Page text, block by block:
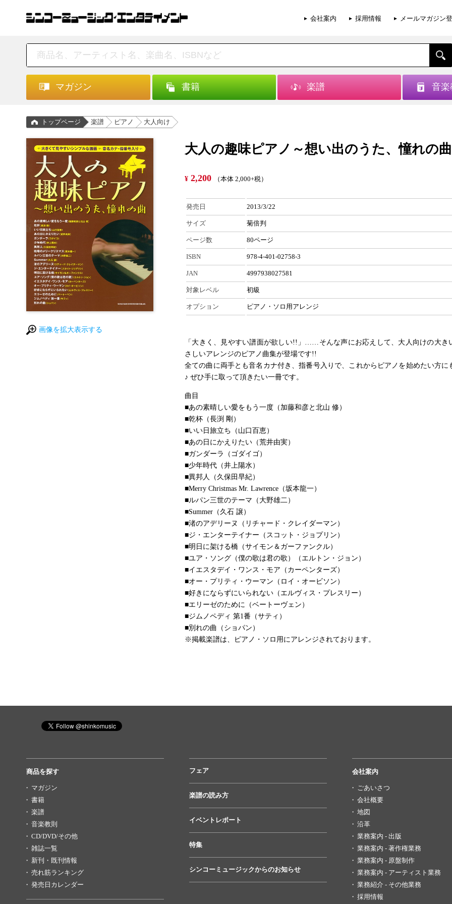
会社案内 採用情報 メールマガジン
マガジン 書籍 楽譜 音楽
トップページ 楽譜 ピアノ 大人向け
画像を拡大表示する
大人の趣味ピアノ～想い出のうた、憧れの曲
¥ 2,200 （本体 2,000+税）
発売日 2013/3/22
サイズ 菊倍判
ページ数 80ページ
ISBN 978-4-401-02758-3
JAN 4997938027581
対象レベル 初級
オプション ピアノ・ソロ用アレンジ
「大きく、見やすい譜面が欲しい!!」……そんな声にお応えして、大人向けの大き
さしいアレンジのピアノ曲集が登場です!!
全ての曲に両手とも音名カナ付き、指番号入りで、これからピアノを始めたい方に
♪ ぜひ手に取って頂きたい一冊です。
曲目
■あの素晴しい愛をもう一度（加藤和彦と北山 修）
■乾杯（長渕 剛）
■いい日旅立ち（山口百恵）
■あの日にかえりたい（荒井由実）
■ガンダーラ（ゴダイゴ）
■少年時代（井上陽水）
■異邦人（久保田早紀）
■Merry Christmas Mr. Lawrence（坂本龍一）
■ルパン三世のテーマ（大野雄二）
■Summer（久石 譲）
■渚のアデリーヌ（リチャード・クレイダーマン）
■ジ・エンターテイナー（スコット・ジョプリン）
■明日に架ける橋（サイモン＆ガーファンクル）
■ユア・ソング（僕の歌は君の歌）（エルトン・ジョン）
■イエスタデイ・ワンス・モア（カーペンターズ）
■オー・プリティ・ウーマン（ロイ・オービソン）
■好きにならずにいられない（エルヴィス・プレスリー）
■エリーゼのために（ベートーヴェン）
■ジムノペディ 第1番（サティ）
■別れの曲（ショパン）
※掲載楽譜は、ピアノ・ソロ用にアレンジされております。
商品を探す
マガジン
書籍
楽譜
音楽教則
CD/DVD/その他
雑誌一覧
新刊・既刊情報
売れ筋ランキング
発売日カレンダー
フェア
楽譜の読み方
イベントレポート
特集
シンコーミュージックからのお知らせ
会社案内
ごあいさつ
会社概要
地図
沿革
業務案内 - 出版
業務案内 - 著作権業務
業務案内 - 原盤制作
業務案内 - アーティスト業務
業務紹介 - その他業務
採用情報